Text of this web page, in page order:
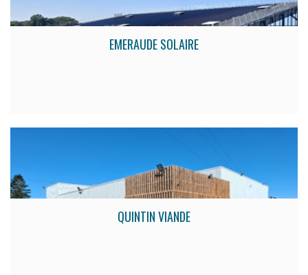
EMERAUDE SOLAIRE
QUINTIN VIANDE